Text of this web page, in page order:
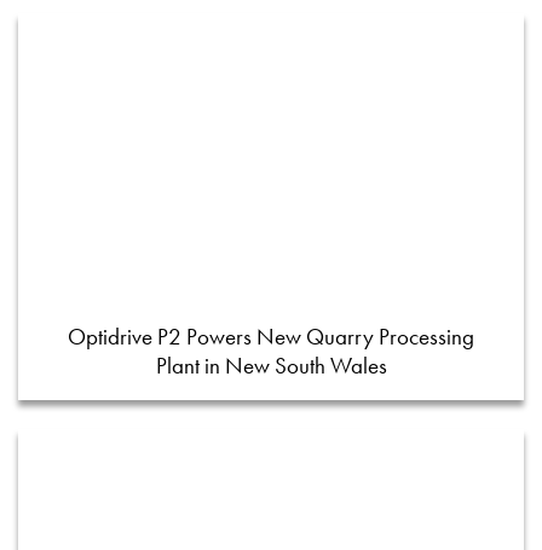
Optidrive P2 Powers New Quarry Processing
Plant in New South Wales